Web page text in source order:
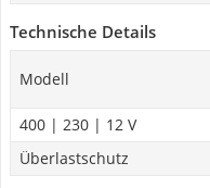
Technische Details
Modell
400 | 230 | 12 V
Überlastschutz